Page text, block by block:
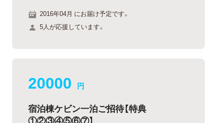
2016年04月 にお届け予定です。
5人が応援しています。
20000 円
宿泊棟ケビン一泊ご招待【特典
①②③④⑤⑥⑦】